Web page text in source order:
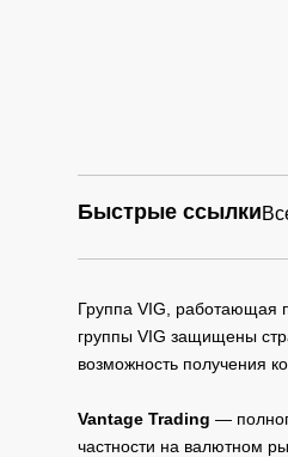
Быстрые ссылки
Группа VIG, работающая
группы VIG защищены
возможность получения
Vantage Trading —
частности на валютном